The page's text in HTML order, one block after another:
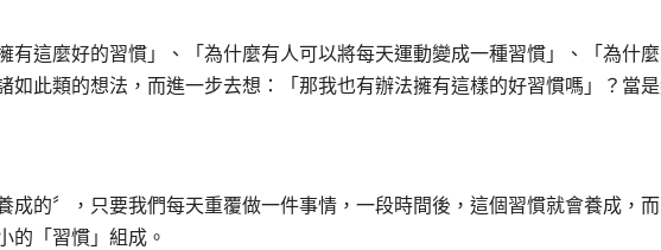
有這麼好的習慣」、「為什麼有人可以將每天運動變成一種習慣」、「為什
此類的想法，而進一步去想：「那我也有辦法擁有這樣的好習慣嗎」？當
成的〞，只要我們每天重覆做一件事情，一段時間後，這個習慣就會養成，
的「習慣」組成。